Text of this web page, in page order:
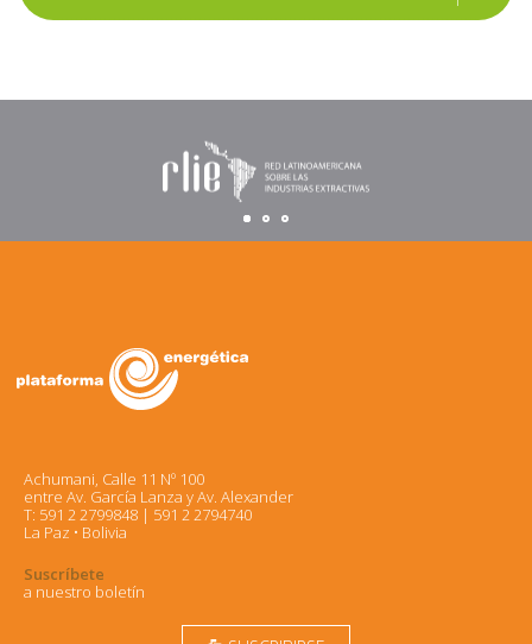
Achumani, Calle 11 Nº 100
entre Av. García Lanza y Av. Alexander
T: 591 2 2799848 | 591 2 2794740
La Paz • Bolivia
Suscríbete
a nuestro boletín